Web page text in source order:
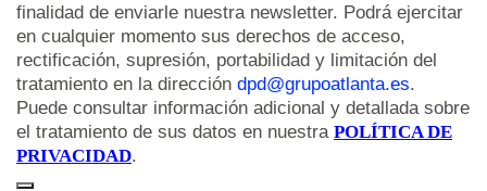
finalidad de enviarle nuestra newsletter. Podrá ejercitar
en cualquier momento sus derechos de acceso,
rectificación, supresión, portabilidad y limitación del
tratamiento en la dirección dpd@grupoatlanta.es.
Puede consultar información adicional y detallada sobre
el tratamiento de sus datos en nuestra POLÍTICA DE
PRIVACIDAD.